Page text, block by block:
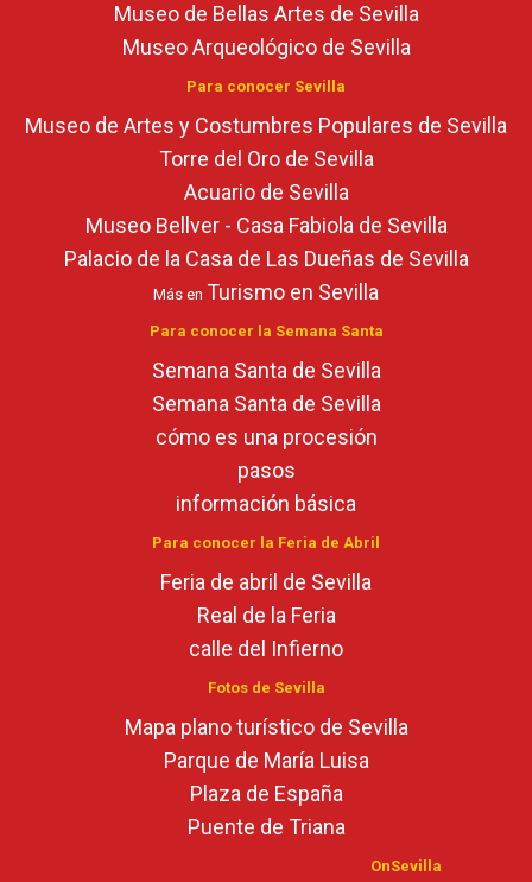
Museo de Bellas Artes de Sevilla
Museo Arqueológico de Sevilla
Para conocer Sevilla
Museo de Artes y Costumbres Populares de Sevilla
Torre del Oro de Sevilla
Acuario de Sevilla
Museo Bellver - Casa Fabiola de Sevilla
Palacio de la Casa de Las Dueñas de Sevilla
Más en Turismo en Sevilla
Para conocer la Semana Santa
Semana Santa de Sevilla
Semana Santa de Sevilla
cómo es una procesión
pasos
información básica
Para conocer la Feria de Abril
Feria de abril de Sevilla
Real de la Feria
calle del Infierno
Fotos de Sevilla
Mapa plano turístico de Sevilla
Parque de María Luisa
Plaza de España
Puente de Triana
OnSevilla